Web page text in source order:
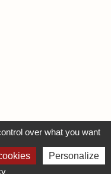
over what you want
Personalize